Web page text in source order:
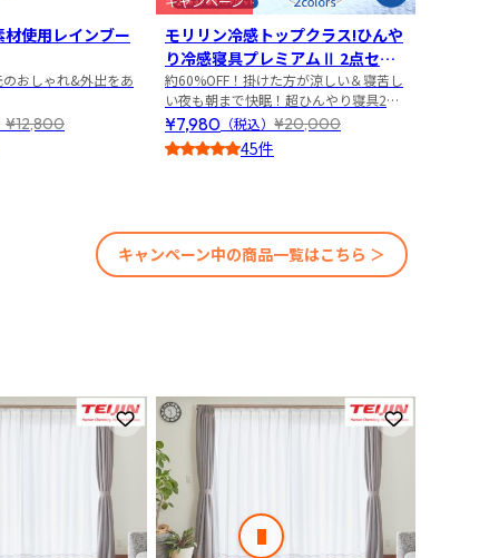
使用レインブー
おしゃれ&外出をあ
¥12,800
モリリン冷感トップクラス!ひんや
り冷感寝具プレミアムⅡ 2点セッ
ト シングル
約60%OFF！掛けた方が涼しい＆寝苦し
い夜も朝まで快眠！超ひんやり寝具2点
セット
¥7,980 （税込） ¥20,000
45件
キャンペーン中の商品一覧はこちら ＞
お気に入りに登録 お気に入りに
次のスライド